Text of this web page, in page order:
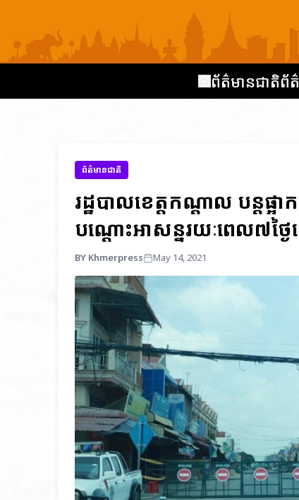
ព័ត៌មានជាតិព័
ព័ត៌មានជាតិ
រដ្ឋបាលខេត្តកណ្ដាល បន្តផ្អ
បណ្ដោះអាសន្នរយៈពេល៧ថ្ង
BY Khmerpress May 14, 2021